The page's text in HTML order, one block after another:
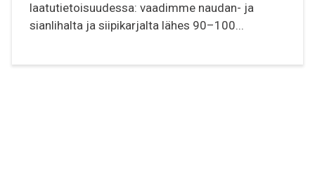
laatutietoisuudessa: vaadimme naudan- ja
sianlihalta ja siipikarjalta lähes 90–100...